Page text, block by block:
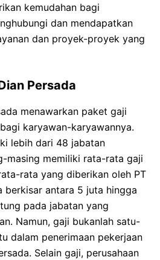
kemudahan bagi
dan mendapatkan
dan proyek-proyek yang
Persada
menawarkan paket gaji
karyawan-karyawannya.
lebih dari 48 jabatan
masing memiliki rata-rata gaji
rata yang diberikan oleh PT
berkisar antara 5 juta hingga
pada jabatan yang
Namun, gaji bukanlah satu-
dalam penerimaan pekerjaan
Selain gaji, perusahaan